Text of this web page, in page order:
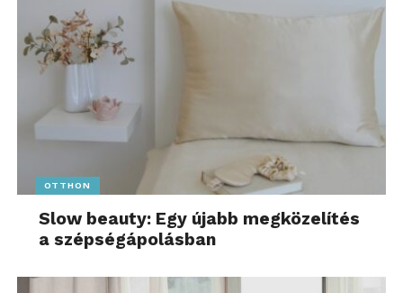
OTTHON
Slow beauty: Egy újabb megközelítés
a szépségápolásban